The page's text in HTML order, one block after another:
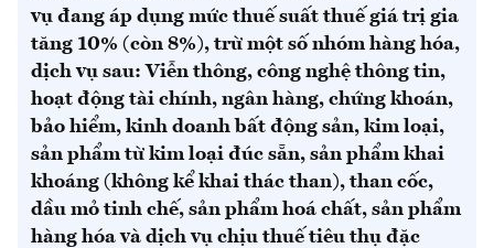
vụ đang áp dụng mức thuế suất thuế giá trị gia
tăng 10% (còn 8%), trừ một số nhóm hàng hóa,
dịch vụ sau: Viễn thông, công nghệ thông tin,
hoạt động tài chính, ngân hàng, chứng khoán,
bảo hiểm, kinh doanh bất động sản, kim loại,
sản phẩm từ kim loại đúc sẵn, sản phẩm khai
khoáng (không kể khai thác than), than cốc,
dầu mỏ tinh chế, sản phẩm hoá chất, sản phẩm
hàng hóa và dịch vụ chịu thuế tiêu thụ đặc